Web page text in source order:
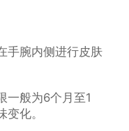
手腕内侧进行皮肤
一般为6个月至1
化。